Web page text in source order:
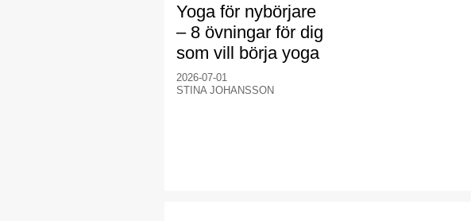
Yoga för nybörjare
– 8 övningar för dig
som vill börja yoga
2026-07-01
STINA JOHANSSON